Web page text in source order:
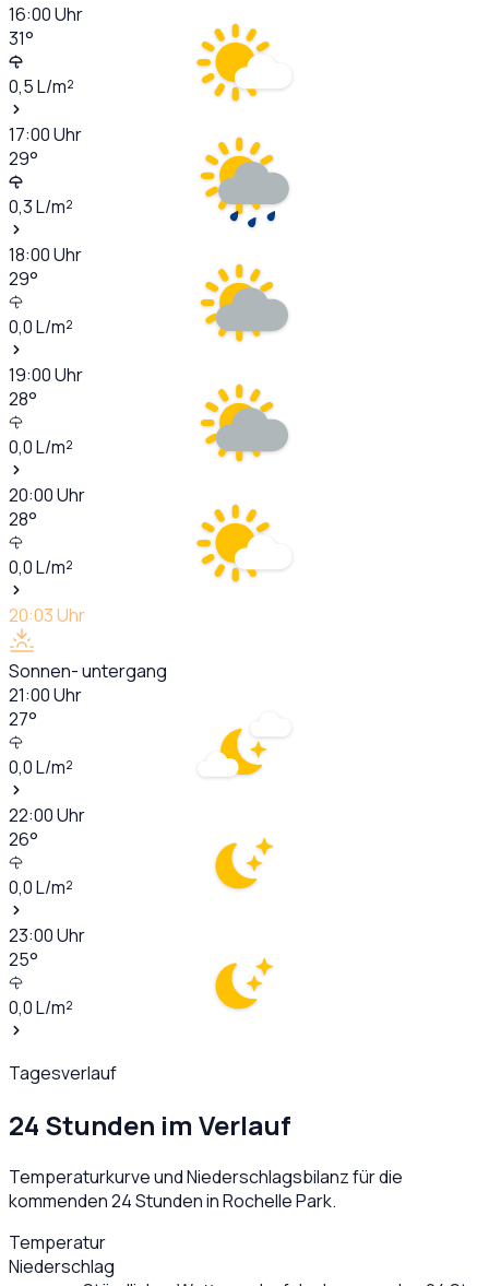
16:00Uhr
31°
0,5L/m²
17:00Uhr
29°
0,3L/m²
18:00Uhr
29°
0,0L/m²
19:00Uhr
28°
0,0L/m²
20:00Uhr
28°
0,0L/m²
20:03Uhr
Sonnen- untergang
21:00Uhr
27°
0,0L/m²
22:00Uhr
26°
0,0L/m²
23:00Uhr
25°
0,0L/m²
Tagesverlauf
24 Stunden im Verlauf
Temperaturkurve und Niederschlagsbilanz für die
kommenden 24 Stunden inRochelle Park.
Temperatur
Niederschlag